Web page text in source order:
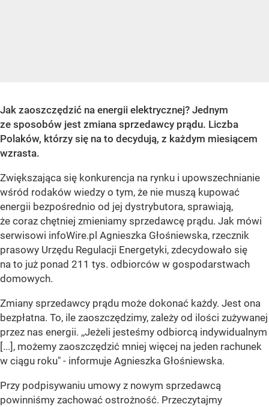
Jak zaoszczędzić na energii elektrycznej? Jednym
ze sposobów jest zmiana sprzedawcy prądu. Liczba
Polaków, którzy się na to decydują, z każdym miesiącem
wzrasta.
Zwiększająca się konkurencja na rynku i upowszechnianie
wśród rodaków wiedzy o tym, że nie muszą kupować
energii bezpośrednio od jej dystrybutora, sprawiają,
że coraz chętniej zmieniamy sprzedawcę prądu. Jak mówi
serwisowi infoWire.pl Agnieszka Głośniewska, rzecznik
prasowy Urzędu Regulacji Energetyki, zdecydowało się
na to już ponad 211 tys. odbiorców w gospodarstwach
domowych.
Zmiany sprzedawcy prądu może dokonać każdy. Jest ona
bezpłatna. To, ile zaoszczędzimy, zależy od ilości zużywanej
przez nas energii. ,,Jeżeli jesteśmy odbiorcą indywidualnym
[...], możemy zaoszczędzić mniej więcej na jeden rachunek
w ciągu roku" - informuje Agnieszka Głośniewska.
Przy podpisywaniu umowy z nowym sprzedawcą
powinniśmy zachować ostrożność. Przeczytajmy